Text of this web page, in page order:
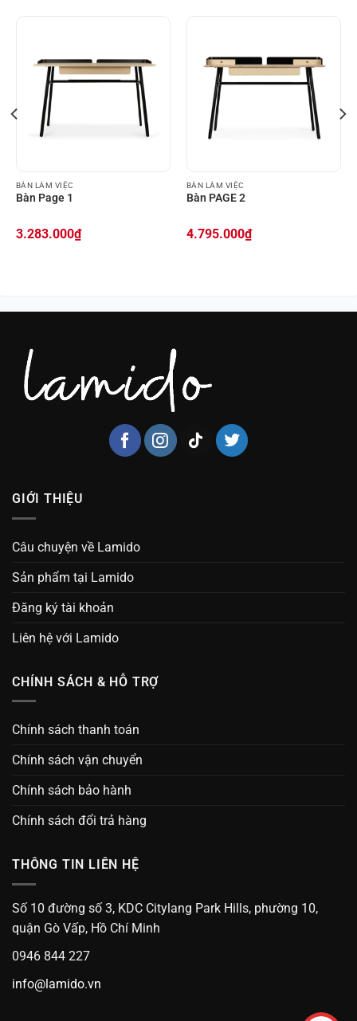
BÀN LÀM VIỆC
Bàn Page 1
3.283.000₫
BÀN LÀM VIỆC
Bàn PAGE 2
4.795.000₫
GIỚI THIỆU
Câu chuyện về Lamido
Sản phẩm tại Lamido
Đăng ký tài khoản
Liên hệ với Lamido
CHÍNH SÁCH & HỖ TRỢ
Chính sách thanh toán
Chính sách vận chuyển
Chính sách bảo hành
Chính sách đổi trả hàng
THÔNG TIN LIÊN HỆ
Số 10 đường số 3, KDC Citylang Park Hills, phường 10,
quận Gò Vấp, Hồ Chí Minh
0946 844 227
info@lamido.vn